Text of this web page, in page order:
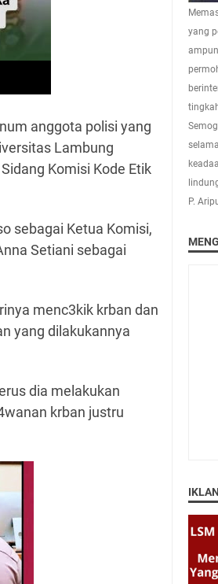
anggota polisi yang
Lambung
Komisi Kode Etik
sebagai Ketua Komisi,
Setiani sebagai
menc3kik krban dan
yang dilakukannya
dia melakukan
krban justru
yang
P.